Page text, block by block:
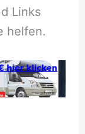
Links
helfen.